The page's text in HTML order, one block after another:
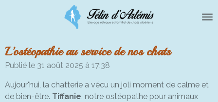
principal
L’ostéopathie au service de nos chats
Publié le 31 août 2025 à 17:38
Aujour'hui, la chatterie a vécu un joli moment de calme et
de bien-être. Tiffanie, notre ostéopathe pour animaux